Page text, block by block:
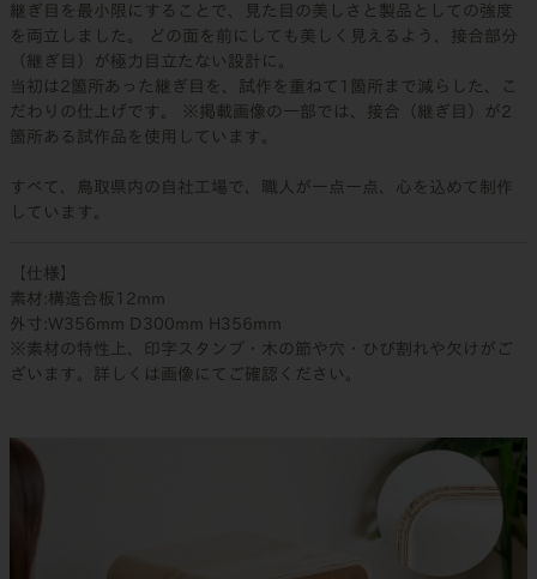
継ぎ目を最小限にすることで、見た目の美しさと製品としての強度
を両立しました。 どの面を前にしても美しく見えるよう、接合部分
（継ぎ目）が極力目立たない設計に。
当初は2箇所あった継ぎ目を、試作を重ねて1箇所まで減らした、こ
だわりの仕上げです。 ※掲載画像の一部では、接合（継ぎ目）が2
箇所ある試作品を使用しています。
すべて、鳥取県内の自社工場で、職人が一点一点、心を込めて制作
しています。
【仕様】
素材:構造合板12mm
外寸:W356mm D300mm H356mm
※素材の特性上、印字スタンプ・木の節や穴・ひび割れや欠けがご
ざいます。詳しくは画像にてご確認ください。